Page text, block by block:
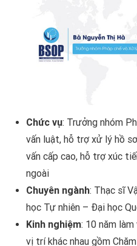
Chức vụ: Trưởng nhóm
vấn luật, hỗ trợ xử lý hồ
vấn cấp cao, hỗ trợ xúc
ngoài
Chuyên ngành: Thạc sĩ
học Tự nhiên – Đại học
Kinh nghiệm: 10 năm
vị trí khác nhau gồm